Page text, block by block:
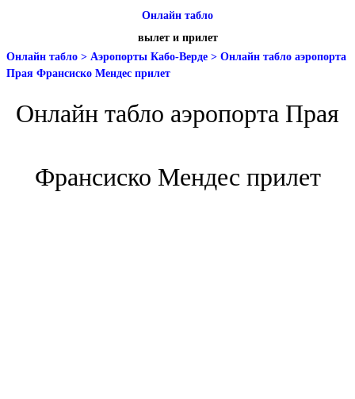
Онлайн табло
вылет и прилет
Онлайн табло > Аэропорты Кабо-Верде > Онлайн табло аэропорта
Прая Франсиско Мендес прилет
Онлайн табло аэропорта Прая
Франсиско Мендес прилет